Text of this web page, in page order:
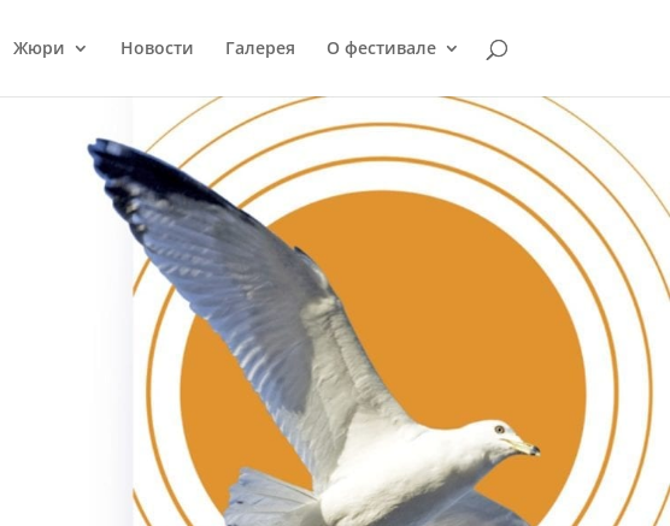
Жюри Новости Галерея О фестивале